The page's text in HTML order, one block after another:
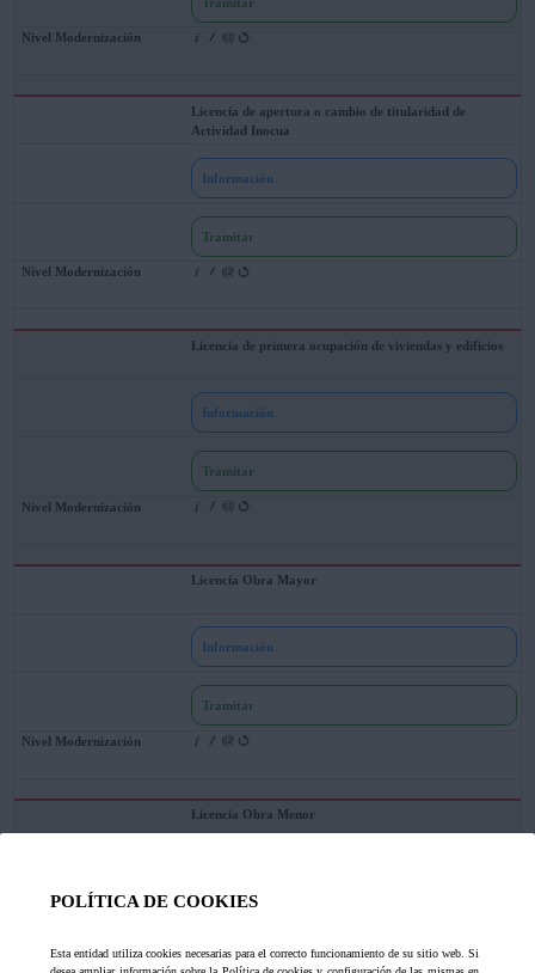
POLÍTICA DE COOKIES
Esta entidad utiliza cookies necesarias para el correcto funcionamiento de su sitio web. Si
Licencia de apertura o cambio de titularidad de
Actividad Inocua
Información
Tramitar
Licencia de primera ocupación de viviendas y edificios
Información
Tramitar
Licencia Obra Mayor
Información
Tramitar
Licencia Obra Menor